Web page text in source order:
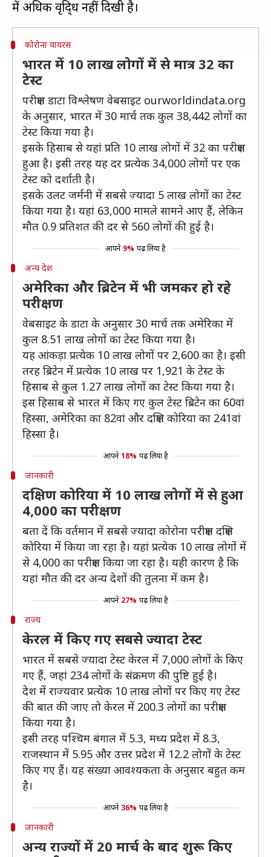
कोरोना वायरस
भारत में 10 लाख लोगों में से मात्र 32 का
टेस्ट
परीक्षण डाटा विश्लेषण वेबसाइट ourworldindata.org
के अनुसार, भारत में 30 मार्च तक कुल 38,442 लोगों का
टेस्ट किया गया है।
इसके हिसाब से यहां प्रति 10 लाख लोगों में 32 का परीक्षण
हुआ है। इसी तरह यह दर प्रत्येक 34,000 लोगों पर एक
टेस्ट को दर्शाती है।
इसके उलट जर्मनी में सबसे ज्यादा 5 लाख लोगों का टेस्ट
किया गया है। यहां 63,000 मामले सामने आए हैं, लेकिन
मौत 0.9 प्रतिशत की दर से 560 लोगों की हुई है।
आपने 9% पढ़ लिया है
अन्य देश
अमेरिका और ब्रिटेन में भी जमकर हो रहे
परीक्षण
वेबसाइट के डाटा के अनुसार 30 मार्च तक अमेरिका में
कुल 8.51 लाख लोगों का टेस्ट किया गया है।
यह आंकड़ा प्रत्येक 10 लाख लोगों पर 2,600 का है। इसी
तरह ब्रिटेन में प्रत्येक 10 लाख पर 1,921 के टेस्ट के
हिसाब से कुल 1.27 लाख लोगों का टेस्ट किया गया है।
इस हिसाब से भारत में किए गए कुल टेस्ट ब्रिटेन का 60वां
हिस्सा, अमेरिका का 82वां और दक्षिण कोरिया का 241वां
हिस्सा है।
आपने 18% पढ़ लिया है
जानकारी
दक्षिण कोरिया में 10 लाख लोगों में से हुआ
4,000 का परीक्षण
बता दें कि वर्तमान में सबसे ज्यादा कोरोना परीक्षण दक्षिण
कोरिया में किया जा रहा है। यहां प्रत्येक 10 लाख लोगों में
से 4,000 का परीक्षण किया जा रहा है। यही कारण है कि
यहां मौत की दर अन्य देशों की तुलना में कम है।
आपने 27% पढ़ लिया है
राज्य
केरल में किए गए सबसे ज्यादा टेस्ट
भारत में सबसे ज्यादा टेस्ट केरल में 7,000 लोगों के किए
गए हैं, जहां 234 लोगों के संक्रमण की पुष्टि हुई है।
देश में राज्यवार प्रत्येक 10 लाख लोगों पर किए गए टेस्ट
की बात की जाए तो केरल में 200.3 लोगों का परीक्षण
किया गया है।
इसी तरह पश्चिम बंगाल में 5.3, मध्य प्रदेश में 8.3,
राजस्थान में 5.95 और उत्तर प्रदेश में 12.2 लोगों के टेस्ट
किए गए हैं। यह संख्या आवश्यकता के अनुसार बहुत कम
है।
आपने 36% पढ़ लिया है
जानकारी
अन्य राज्यों में 20 मार्च के बाद शुरू किए